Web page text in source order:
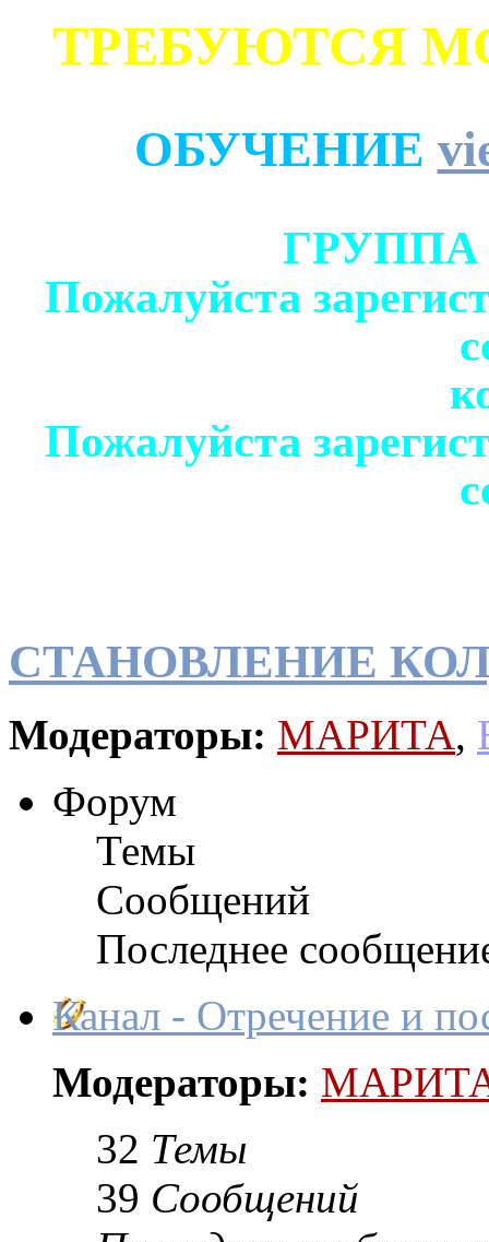
ТРЕБУЮТСЯ
ОБУЧЕНИЕ
Пожалуйста
Пожалуйста
СТАНОВЛЕНИЕ
Модераторы: МАРИТА,
Форум
Темы
Сообщений
Последнее
Канал - Отречение и
Модераторы:
32 Темы
39 Сообщений